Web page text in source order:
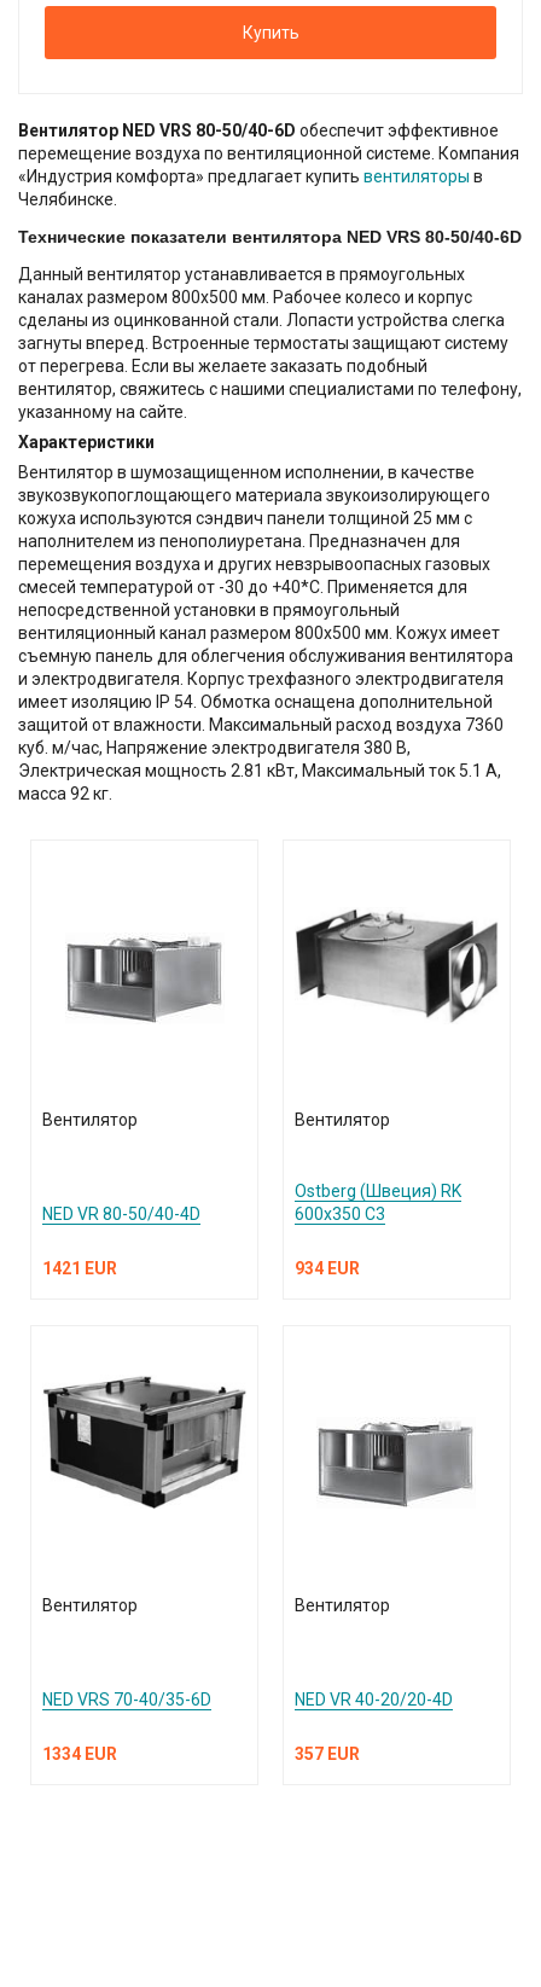
Купить
Вентилятор NED VRS 80-50/40-6D обеспечит эффективное
перемещение воздуха по вентиляционной системе. Компания
«Индустрия комфорта» предлагает купить вентиляторы в
Челябинске.
Технические показатели вентилятора NED VRS 80-50/40-6D
Данный вентилятор устанавливается в прямоугольных
каналах размером 800х500 мм. Рабочее колесо и корпус
сделаны из оцинкованной стали. Лопасти устройства слегка
загнуты вперед. Встроенные термостаты защищают систему
от перегрева. Если вы желаете заказать подобный
вентилятор, свяжитесь с нашими специалистами по телефону,
указанному на сайте.
Характеристики
Вентилятор в шумозащищенном исполнении, в качестве
звукозвукопоглощающего материала звукоизолирующего
кожуха используются сэндвич панели толщиной 25 мм с
наполнителем из пенополиуретана. Предназначен для
перемещения воздуха и других невзрывоопасных газовых
смесей температурой от -30 до +40*С. Применяется для
непосредственной установки в прямоугольный
вентиляционный канал размером 800х500 мм. Кожух имеет
съемную панель для облегчения обслуживания вентилятора
и электродвигателя. Корпус трехфазного электродвигателя
имеет изоляцию IP 54. Обмотка оснащена дополнительной
защитой от влажности. Максимальный расход воздуха 7360
куб. м/час, Напряжение электродвигателя 380 В,
Электрическая мощность 2.81 кВт, Максимальный ток 5.1 А,
масса 92 кг.
Вентилятор
NED VR 80-50/40-4D
1421 EUR
Вентилятор
Ostberg (Швеция) RK
600х350 С3
934 EUR
Вентилятор
NED VRS 70-40/35-6D
1334 EUR
Вентилятор
NED VR 40-20/20-4D
357 EUR